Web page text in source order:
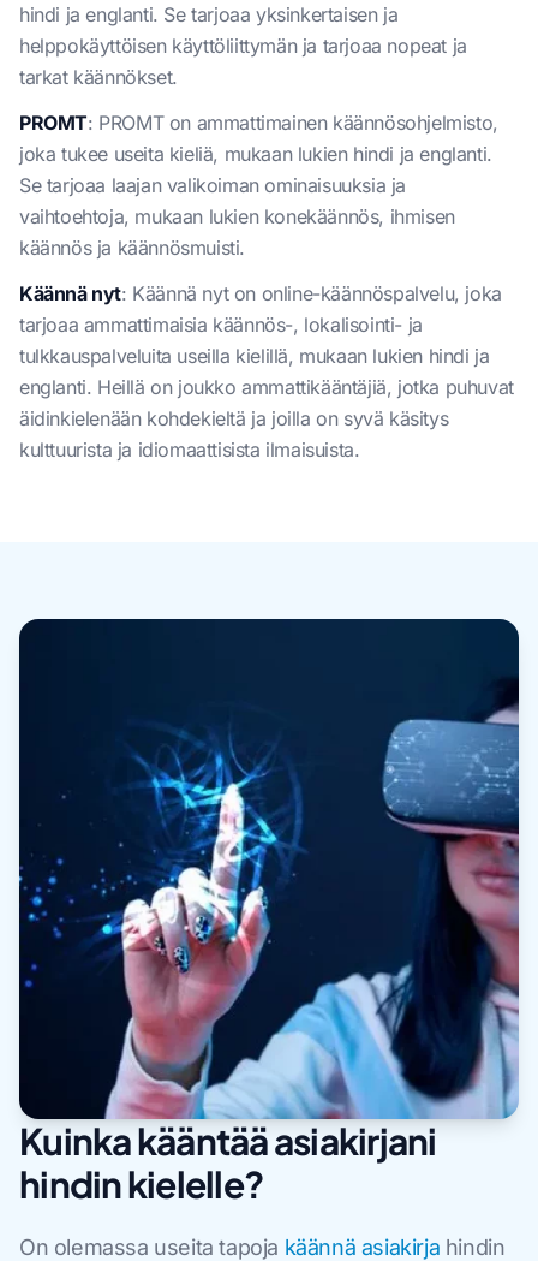
hindi ja englanti. Se tarjoaa yksinkertaisen ja
helppokäyttöisen käyttöliittymän ja tarjoaa nopeat ja
tarkat käännökset.
PROMT: PROMT on ammattimainen käännösohjelmisto,
joka tukee useita kieliä, mukaan lukien hindi ja englanti.
Se tarjoaa laajan valikoiman ominaisuuksia ja
vaihtoehtoja, mukaan lukien konekäännös, ihmisen
käännös ja käännösmuisti.
Käännä nyt: Käännä nyt on online-käännöspalvelu, joka
tarjoaa ammattimaisia käännös-, lokalisointi- ja
tulkkauspalveluita useilla kielillä, mukaan lukien hindi ja
englanti. Heillä on joukko ammattikääntäjiä, jotka puhuvat
äidinkielenään kohdekieltä ja joilla on syvä käsitys
kulttuurista ja idiomaattisista ilmaisuista.
Kuinka kääntää asiakirjani
hindin kielelle?
On olemassa useita tapoja käännä asiakirja hindin